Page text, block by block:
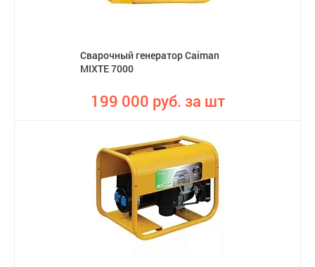
Сварочный генератор Caiman
MIXTE 7000
199 000 руб. за шт